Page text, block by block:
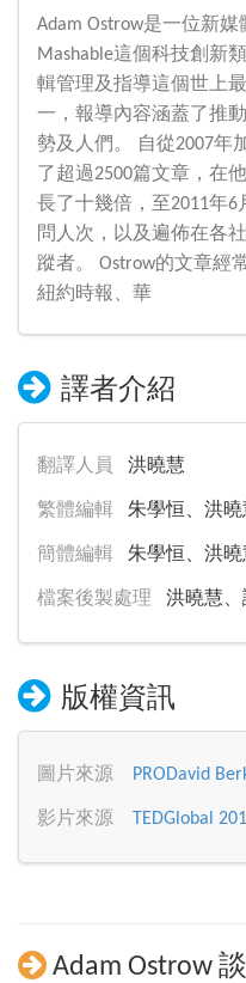
Adam Ostrow是一位新
Mashable這個科技創新
輯管理及指導這個世上
一，報導內容涵蓋了推
勢及人們。 自從2007年
了超過2500篇文章，在
長了十幾倍，至2011年
問人次，以及遍佈在各
蹤者。 Ostrow的文章經
紐約時報、華
譯者介紹
翻譯人員 洪曉慧
繁體編輯 朱學恒、洪曉
簡體編輯 朱學恒、洪曉
檔案後製處理 洪曉慧、
版權資訊
圖片來源 PRODavid
影片來源 TEDGlobal
Adam Ostrow